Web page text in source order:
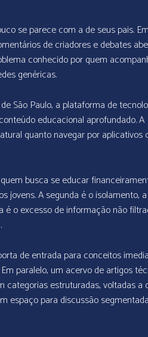
se parece com a de seus pais.
de criadores e debates
conhecido por quem
genéricas.
São Paulo, a plataforma de
educacional aprofundado. A
quanto navegar por aplicativos
busca se educar
jovens. A segunda é o isolamento, a
o excesso de informação não
de entrada para conceitos
paralelo, um acervo de artigos
categorias estruturadas, voltadas a
espaço para discussão